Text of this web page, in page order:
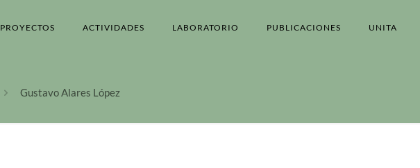
PROYECTOS ACTIVIDADES LABORATORIO PUBLICACIONES UNITA
Gustavo Alares López